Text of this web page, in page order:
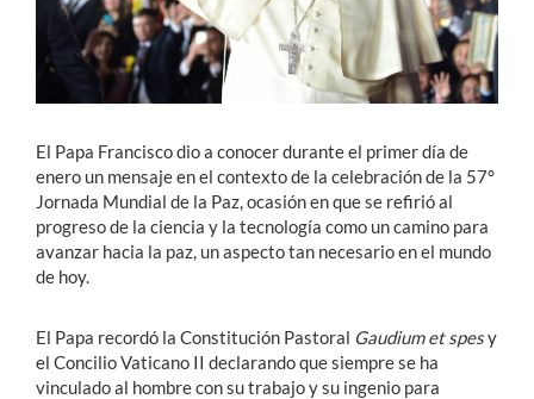
El Papa Francisco dio a conocer durante el primer día de
enero un mensaje en el contexto de la celebración de la 57°
Jornada Mundial de la Paz, ocasión en que se refirió al
progreso de la ciencia y la tecnología como un camino para
avanzar hacia la paz, un aspecto tan necesario en el mundo
de hoy.
El Papa recordó la Constitución Pastoral Gaudium et spesy
el Concilio Vaticano II declarando que siempre se ha
vinculado al hombre con su trabajo y su ingenio para